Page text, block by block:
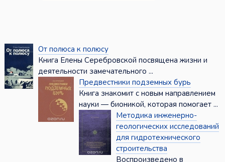
От полюса к полюсу
Книга Елены Серебровской посвящена жизни и
деятельности замечательного ...
Предвестники подземных бурь
Книга знакомит с новым направлением
науки — бионикой, которая помогает ...
Методика инженерно-
геологических исследований
для гидротехнического
строительства
Воспроизведено в